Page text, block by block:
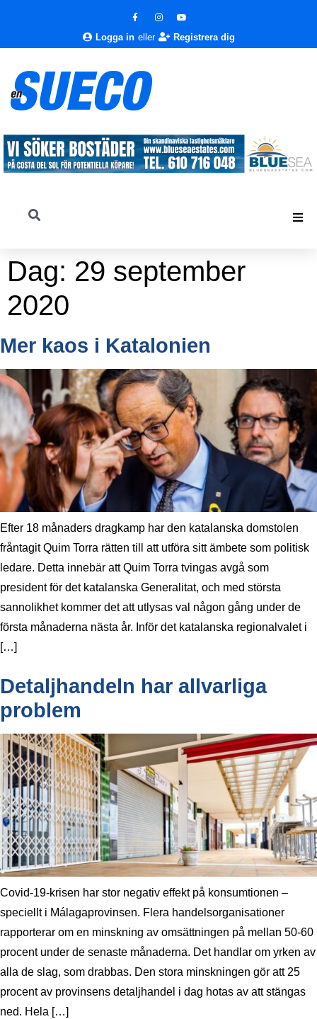
Logga in eller Registrera dig
Dag: 29 september
2020
Mer kaos i Katalonien
Efter 18 månaders dragkamp har den katalanska domstolen
fråntagit Quim Torra rätten till att utföra sitt ämbete som politisk
ledare. Detta innebär att Quim Torra tvingas avgå som
president för det katalanska Generalitat, och med största
sannolikhet kommer det att utlysas val någon gång under de
första månaderna nästa år. Inför det katalanska regionalvalet i
[…]
Detaljhandeln har allvarliga
problem
Covid-19-krisen har stor negativ effekt på konsumtionen –
speciellt i Málagaprovinsen. Flera handelsorganisationer
rapporterar om en minskning av omsättningen på mellan 50-60
procent under de senaste månaderna. Det handlar om yrken av
alla de slag, som drabbas. Den stora minskningen gör att 25
procent av provinsens detaljhandel i dag hotas av att stängas
ned. Hela […]